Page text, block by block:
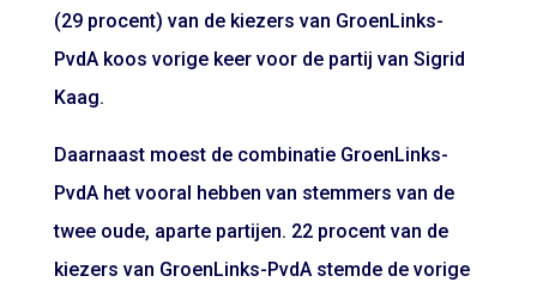
(29 procent) van de kiezers van GroenLinks-
PvdA koos vorige keer voor de partij van Sigrid
Kaag.
Daarnaast moest de combinatie GroenLinks-
PvdA het vooral hebben van stemmers van de
twee oude, aparte partijen. 22 procent van de
kiezers van GroenLinks-PvdA stemde de vorige